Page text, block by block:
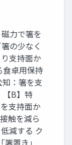
力で箸を
の少なく
支持面か
食卓用保持
知：箸を支
【B】特
支持面か
触を減ら
減する ク
置き」